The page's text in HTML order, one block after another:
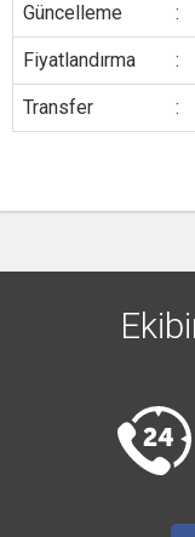
Güncelleme :
Fiyatlandırma :
Transfer :